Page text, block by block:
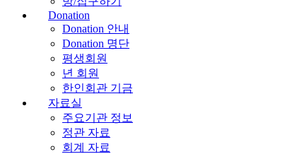
Donation
Donation 안내
Donation 명단
평생회원
년 회원
한인회관 기금
자료실
주요기관 정보
정관 자료
회계 자료